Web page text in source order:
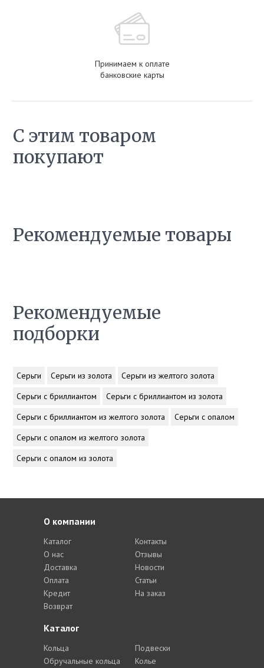
Принимаем к оплате
банковские карты
С этим товаром
покупают
Рекомендуемые товары
Рекомендуемые
подборки
Серьги Серьги из золота
Серьги из желтого золота
Серьги с бриллиантом
Серьги с бриллиантом из золота
Серьги с бриллиантом из желтого золота
Серьги с опалом
Серьги с опалом из желтого золота
Серьги с опалом из золота
Каталог
Кольца
Обручальные кольца
Подвески
Колье
О компании
Каталог
О нас
Доставка
Оплата
Кредит
Возврат
Контакты
Отзывы
Новости
Статьи
На заказ